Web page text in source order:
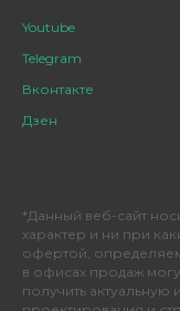
Youtube
Telegram
Вконтакте
Дзен
*Данный веб-сайт
характер и ни при
офертой,
в офисах продаж
получить